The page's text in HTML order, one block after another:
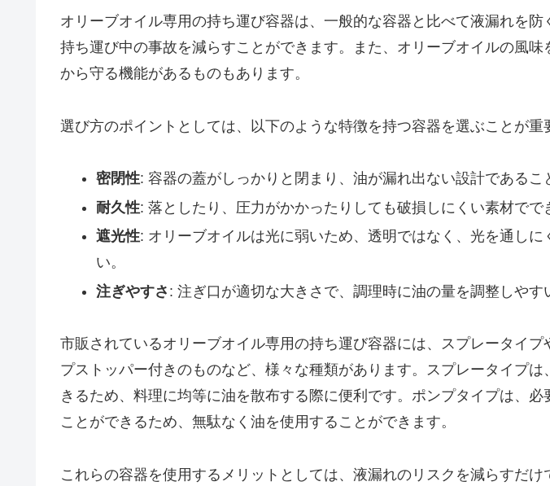
オリーブオイル専用の持ち運び容器は、一般的な容器と比べて液漏れを防
持ち運び中の事故を減らすことができます。また、オリーブオイルの風味
から守る機能があるものもあります。
選び方のポイントとしては、以下のような特徴を持つ容器を選ぶことが重
密閉性: 容器の蓋がしっかりと閉まり、油が漏れ出ない設計であるこ
耐久性: 落としたり、圧力がかかったりしても破損しにくい素材でで
遮光性: オリーブオイルは光に弱いため、透明ではなく、光を通しに
い。
注ぎやすさ : 注ぎ口が適切な大きさで、調理時に油の量を調整しやす
市販されているオリーブオイル専用の持ち運び容器には、スプレータイプ
プストッパー付きのものなど、様々な種類があります。スプレータイプ
きるため、料理に均等に油を散布する際に便利です。ポンプタイプは、必
ことができるため、無駄なく油を使用することができます。
これらの容器を使用するメリットとしては、液漏れのリスクを減らすだけ